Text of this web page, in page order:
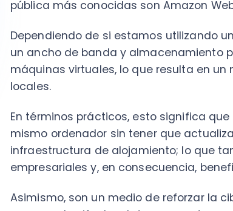
Asimismo, son un medio de reforzar la
que no solo cifra los datos que se
promueve la implementación de
lo que necesitemos.
¿Cuál es el resultado? El
2. Interoperabilidad de aplicaciones web
La interoperabilidad es la característica de
capacidad para comunicarse y trabajar en
ERPo unSoftware Contable .